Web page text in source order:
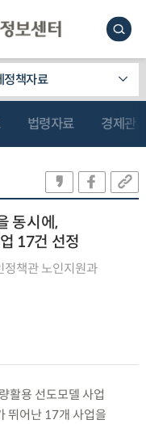
정책자료
법령자료 경제관
동시에,
17건 선정
정책관 노인지원과
활용 선도모델 사업
뛰어난 17개 사업을